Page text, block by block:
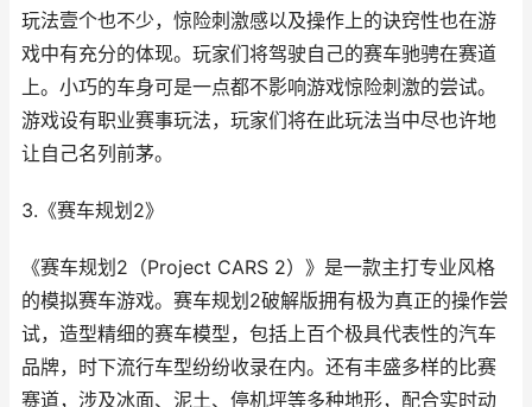
玩法壹个也不少，惊险刺激感以及操作上的诀窍性也在游
戏中有充分的体现。玩家们将驾驶自己的赛车驰骋在赛道
上。小巧的车身可是一点都不影响游戏惊险刺激的尝试。
游戏设有职业赛事玩法，玩家们将在此玩法当中尽也许地
让自己名列前茅。
3.《赛车规划2》
《赛车规划2（Project CARS 2）》是一款主打专业风格
的模拟赛车游戏。赛车规划2破解版拥有极为真正的操作尝
试，造型精细的赛车模型，包括上百个极具代表性的汽车
品牌，时下流行车型纷纷收录在内。还有丰盛多样的比赛
赛道，涉及冰面、泥土、停机坪等多种地形，配合实时动